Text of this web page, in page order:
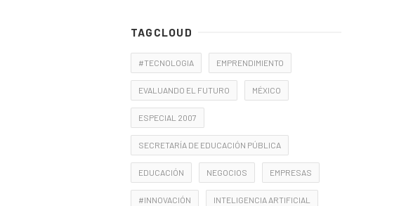
TAGCLOUD
#TECNOLOGIA EMPRENDIMIENTO
EVALUANDO EL FUTURO MÉXICO
ESPECIAL 2007
SECRETARÍA DE EDUCACIÓN PÚBLICA
EDUCACIÓN NEGOCIOS EMPRESAS
#INNOVACIÓN INTELIGENCIA ARTIFICIAL